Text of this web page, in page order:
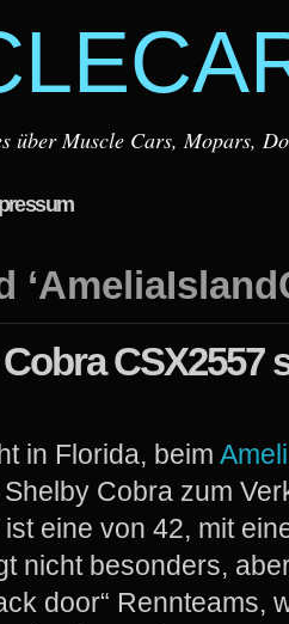
über Muscle Cars, Mopars,
CSX2557
in Florida, beim
Cobra zum
eine von 42, mit
nicht besonders,
door“ Rennteams,